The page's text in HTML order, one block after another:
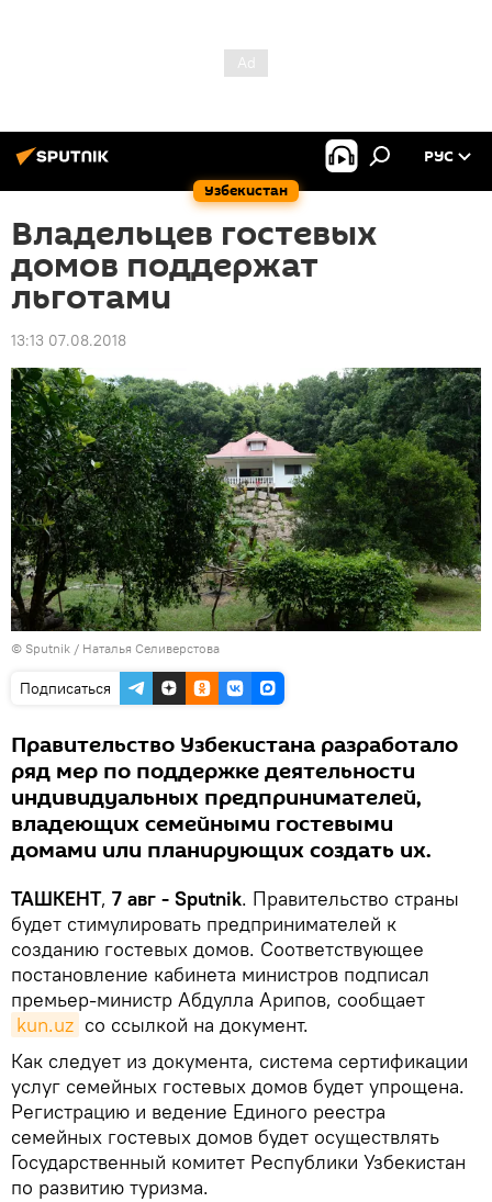
Узбекистан
РУС
Владельцев гостевых
домов поддержат
льготами
13:13 07.08.2018
© Sputnik / Наталья Селиверстова
Подписаться
Правительство Узбекистана разработало
ряд мер по поддержке деятельности
индивидуальных предпринимателей,
владеющих семейными гостевыми
домами или планирующих создать их.
ТАШКЕНТ, 7 авг - Sputnik. Правительство страны
будет стимулировать предпринимателей к
созданию гостевых домов. Соответствующее
постановление кабинета министров подписал
премьер-министр Абдулла Арипов, сообщает
kun.uz со ссылкой на документ.
Как следует из документа, система сертификации
услуг семейных гостевых домов будет упрощена.
Регистрацию и ведение Единого реестра
семейных гостевых домов будет осуществлять
Государственный комитет Республики Узбекистан
по развитию туризма.